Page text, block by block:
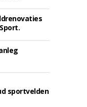
sportvelden